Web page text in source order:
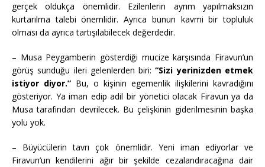
gerçek oldukça önemlidir. Ezilenlerin ayrım yapılmaksızın
kurtarılma talebi önemlidir. Ayrıca bunun kavmi bir topluluk
olması da ayrıca tartışılabilecek değerdedir.
– Musa Peygamberin gösterdiği mucize karşısında Firavun’un
görüş sunduğu ileri gelenlerden biri:“Sizi yerinizden etmek
istiyor diyor.” Bu, o kişinin egemenlik ilişkilerini kavradığını
gösteriyor. Ya iman edip adil bir yönetici olacak Firavun ya da
Musa tarafından devrilecek. Bu çelişkinin giderilmesinin başka
yolu yok.
– Büyücülerin tavrı çok önemlidir. Yeni iman ediyorlar ve
Firavun’un kendilerini ağır bir şekilde cezalandıracağına dair